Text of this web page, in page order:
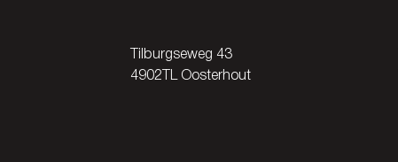
Tilburgseweg 43
4902TL Oosterhout